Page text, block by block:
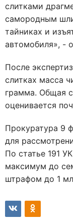
слитками
самородным
тайниках и
автомобиля», -
После
слитках масса
грамма. Общая
оценивается
Прокуратура 9
для
По статье 191
максимум до
штрафом до 1